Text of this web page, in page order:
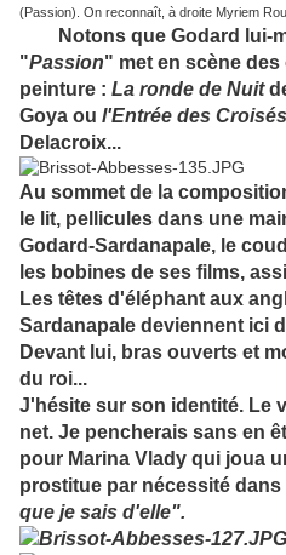
(Passion). On reconnaît, à droite Myriem
Notons que Godard lui-
"Passion" met en scène
peinture : La ronde de Nuit
Goya ou l'Entrée des
Delacroix...
Au sommet de la
le lit, pellicules dans une
Godard-Sardanapale, le
les bobines de ses films,
Les têtes d'éléphant aux
Sardanapale deviennent ici
Devant lui, bras ouverts et
du roi...
J'hésite sur son identité. Le
net. Je pencherais sans en
pour Marina Vlady qui joua
prostitue par nécessité dans
que je sais d'elle".